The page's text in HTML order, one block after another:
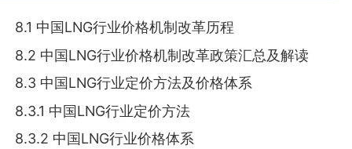
8.1 中国LNG行业价格机制改革历程
8.2 中国LNG行业价格机制改革政策汇总及解读
8.3 中国LNG行业定价方法及价格体系
8.3.1 中国LNG行业定价方法
8.3.2 中国LNG行业价格体系